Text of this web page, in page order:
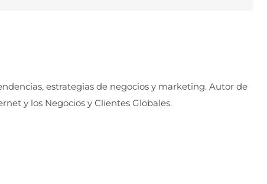
estrategias de negocios y marketing. Autor de
y los Negocios y Clientes Globales.